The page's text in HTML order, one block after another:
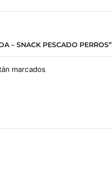
– SNACK PESCADO PERROS”
marcados